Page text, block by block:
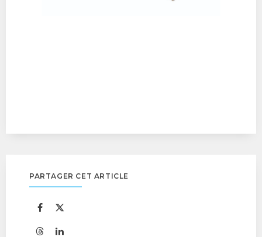
PARTAGER CET ARTICLE